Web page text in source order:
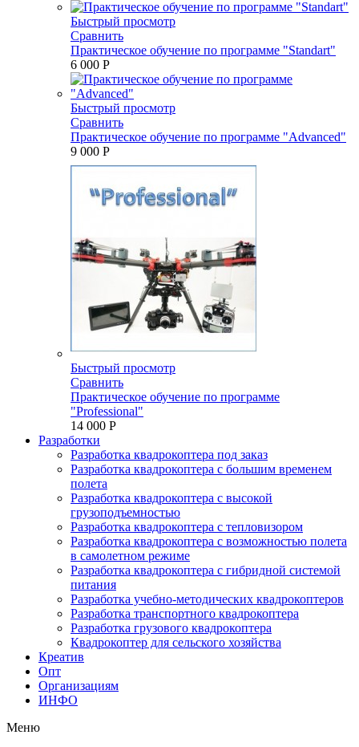
Быстрый просмотр
Сравнить
Практическое обучение по программе "Standart"
6 000 P
Быстрый просмотр
Сравнить
Практическое обучение по программе "Advanced"
9 000 P
Быстрый просмотр
Сравнить
Практическое обучение по программе
"Professional"
14 000 P
Разработки
Разработка квадрокоптера под заказ
Разработка квадрокоптера с большим временем
полета
Разработка квадрокоптера с высокой
грузоподъемностью
Разработка квадрокоптера с тепловизором
Разработка квадрокоптера с возможностью полета
в самолетном режиме
Разработка квадрокоптера с гибридной системой
питания
Разработка учебно-методических квадрокоптеров
Разработка транспортного квадрокоптера
Разработка грузового квадрокоптера
Квадрокоптер для сельского хозяйства
Креатив
Опт
Организациям
ИНФО
Меню